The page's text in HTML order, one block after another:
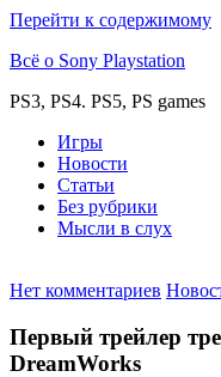
Перейти к содержимому
Всё о Sony Playstation
PS3, PS4. PS5, PS games
Игры
Новости
Статьи
Без рубрики
Мысли в слух
Нет комментариев
Первый трейлер
DreamWorks